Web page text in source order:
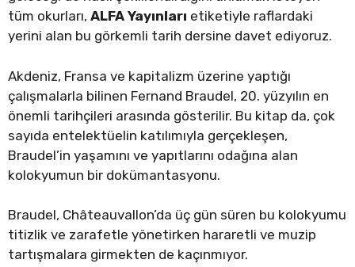
tüm okurları, ALFA Yayınları etiketiyle raflardaki
yerini alan bu görkemli tarih dersine davet ediyoruz.
Akdeniz, Fransa ve kapitalizm üzerine yaptığı
çalışmalarla bilinen Fernand Braudel, 20. yüzyılın en
önemli tarihçileri arasında gösterilir. Bu kitap da, çok
sayıda entelektüelin katılımıyla gerçekleşen,
Braudel’in yaşamını ve yapıtlarını odağına alan
kolokyumun bir dokümantasyonu.
Braudel, Châteauvallon’da üç gün süren bu kolokyumu
titizlik ve zarafetle yönetirken hararetli ve muzip
tartışmalara girmekten de kaçınmıyor.